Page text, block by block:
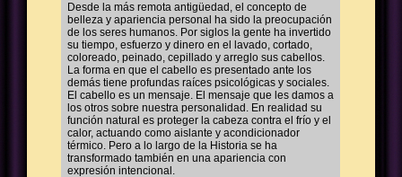
Desde la más remota antigüedad, el concepto de
belleza y apariencia personal ha sido la preocupación
de los seres humanos. Por siglos la gente ha invertido
su tiempo, esfuerzo y dinero en el lavado, cortado,
coloreado, peinado, cepillado y arreglo sus cabellos.
La forma en que el cabello es presentado ante los
demás tiene profundas raíces psicológicas y sociales.
El cabello es un mensaje. El mensaje que les damos a
los otros sobre nuestra personalidad. En realidad su
función natural es proteger la cabeza contra el frío y el
calor, actuando como aislante y acondicionador
térmico. Pero a lo largo de la Historia se ha
transformado también en una apariencia con
expresión intencional.